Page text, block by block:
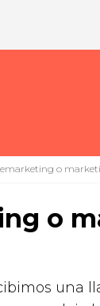
o
o
una